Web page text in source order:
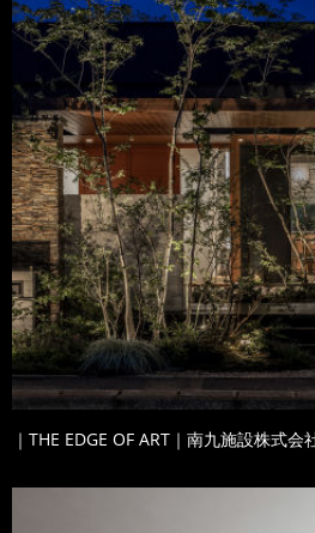
｜THE EDGE OF ART｜南九施設株式会